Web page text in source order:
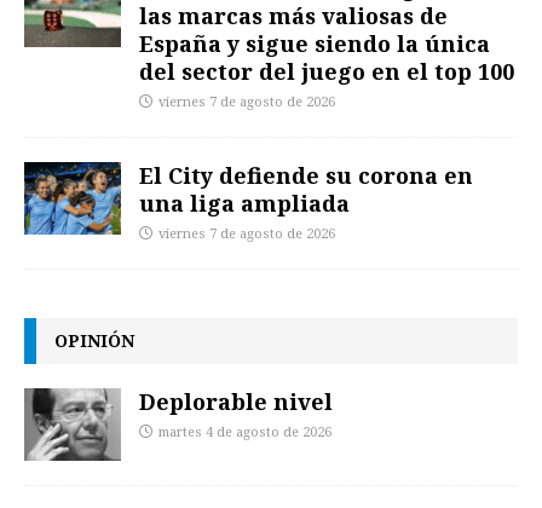
las marcas más valiosas de
España y sigue siendo la única
del sector del juego en el top 100
viernes 7 de agosto de 2026
El City defiende su corona en
una liga ampliada
viernes 7 de agosto de 2026
OPINIÓN
Deplorable nivel
martes 4 de agosto de 2026